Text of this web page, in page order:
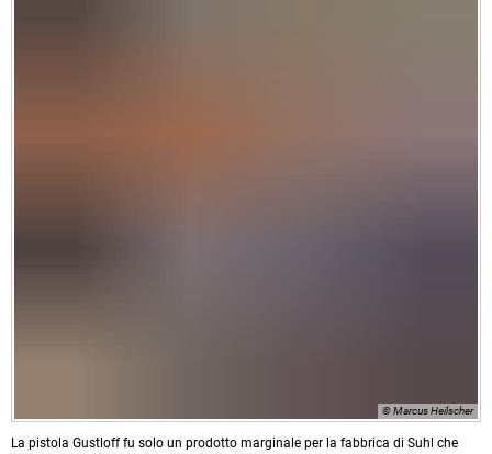
© Marcus Heilscher
La pistola Gustloff fu solo un prodotto marginale per la fabbrica di Suhl che